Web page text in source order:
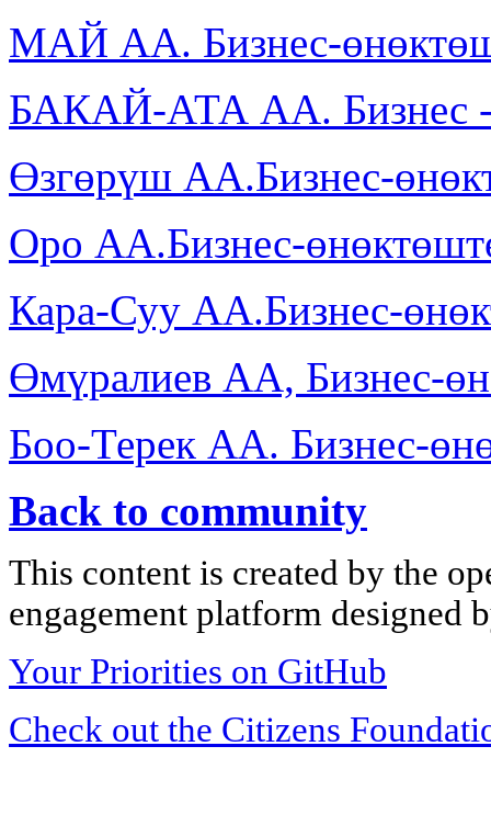
МАЙ АА. Бизнес-
БАКАЙ-АТА АА. Бизнес -
Өзгөрүш АА.Бизнес-
Оро АА.Бизнес-
Кара-Суу АА.Бизнес-
Өмүралиев АА, Бизнес-
Боо-Терек АА. Бизнес-
Back to community
This content is created by the
engagement platform designed
Your Priorities on GitHub
Check out the Citizens